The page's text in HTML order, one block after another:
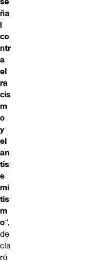
ña
l
co
ntr
a
el
ra
cis
m
o
y
el
an
tis
e
mi
tis
m
o“,
de
cla
ró